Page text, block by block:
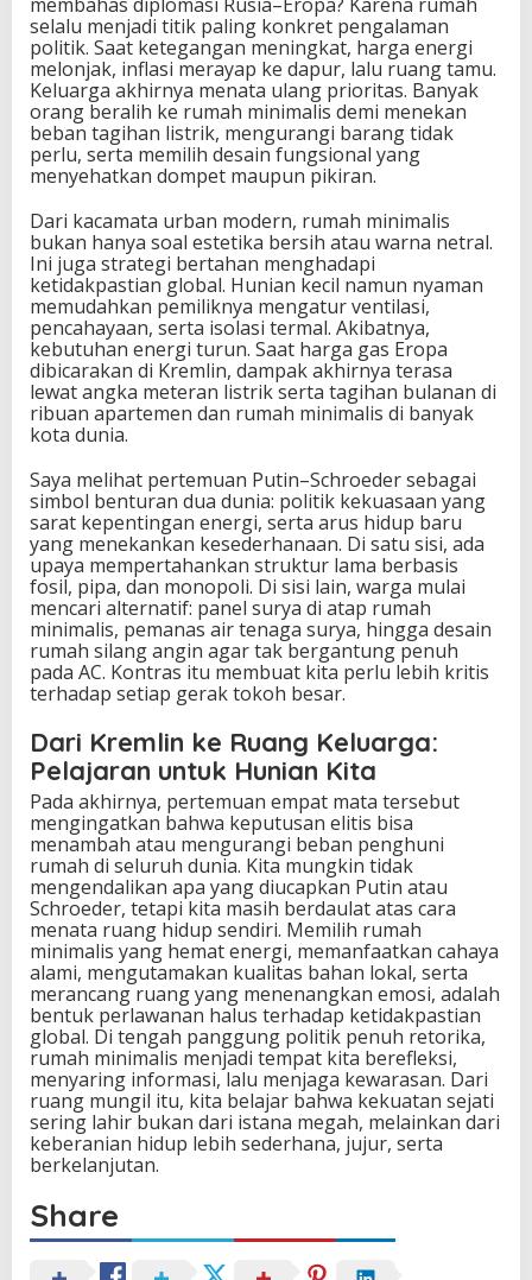
selalu menjadi titik paling konkret pengalaman
politik. Saat ketegangan meningkat, harga energi
melonjak, inflasi merayap ke dapur, lalu ruang tamu.
Keluarga akhirnya menata ulang prioritas. Banyak
orang beralih ke rumah minimalis demi menekan
beban tagihan listrik, mengurangi barang tidak
perlu, serta memilih desain fungsional yang
menyehatkan dompet maupun pikiran.
Dari kacamata urban modern, rumah minimalis
bukan hanya soal estetika bersih atau warna netral.
Ini juga strategi bertahan menghadapi
ketidakpastian global. Hunian kecil namun nyaman
memudahkan pemiliknya mengatur ventilasi,
pencahayaan, serta isolasi termal. Akibatnya,
kebutuhan energi turun. Saat harga gas Eropa
dibicarakan di Kremlin, dampak akhirnya terasa
lewat angka meteran listrik serta tagihan bulanan di
ribuan apartemen dan rumah minimalis di banyak
kota dunia.
Saya melihat pertemuan Putin–Schroeder sebagai
simbol benturan dua dunia: politik kekuasaan yang
sarat kepentingan energi, serta arus hidup baru
yang menekankan kesederhanaan. Di satu sisi, ada
upaya mempertahankan struktur lama berbasis
fosil, pipa, dan monopoli. Di sisi lain, warga mulai
mencari alternatif: panel surya di atap rumah
minimalis, pemanas air tenaga surya, hingga desain
rumah silang angin agar tak bergantung penuh
pada AC. Kontras itu membuat kita perlu lebih kritis
terhadap setiap gerak tokoh besar.
Dari Kremlin ke Ruang Keluarga:
Pelajaran untuk Hunian Kita
Pada akhirnya, pertemuan empat mata tersebut
mengingatkan bahwa keputusan elitis bisa
menambah atau mengurangi beban penghuni
rumah di seluruh dunia. Kita mungkin tidak
mengendalikan apa yang diucapkan Putin atau
Schroeder, tetapi kita masih berdaulat atas cara
menata ruang hidup sendiri. Memilih rumah
minimalis yang hemat energi, memanfaatkan cahaya
alami, mengutamakan kualitas bahan lokal, serta
merancang ruang yang menenangkan emosi, adalah
bentuk perlawanan halus terhadap ketidakpastian
global. Di tengah panggung politik penuh retorika,
rumah minimalis menjadi tempat kita berefleksi,
menyaring informasi, lalu menjaga kewarasan. Dari
ruang mungil itu, kita belajar bahwa kekuatan sejati
sering lahir bukan dari istana megah, melainkan dari
keberanian hidup lebih sederhana, jujur, serta
berkelanjutan.
Share